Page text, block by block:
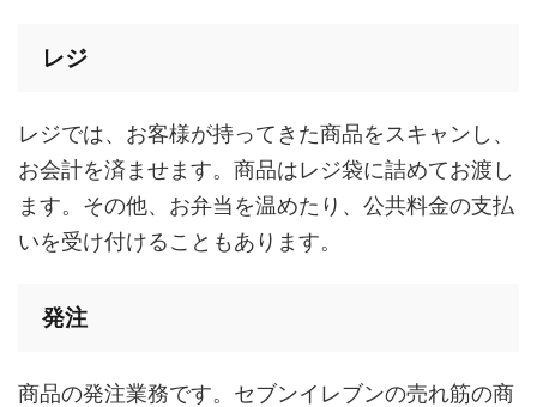
レジ
レジでは、お客様が持ってきた商品をスキャンし、
お会計を済ませます。商品はレジ袋に詰めてお渡し
ます。その他、お弁当を温めたり、公共料金の支払
いを受け付けることもあります。
発注
商品の発注業務です。セブンイレブンの売れ筋の商